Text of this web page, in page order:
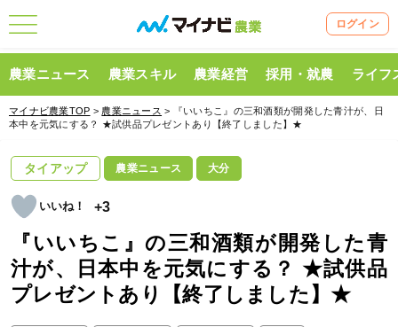
ログイン
農業ニュース 農業スキル 農業経営 採用・就農 ライフ
マイナビ農業TOP > 農業ニュース > 『いいちこ』の三和酒類が開発した青汁が、日
本中を元気にする？ ★試供品プレゼントあり【終了しました】★
タイアップ 農業ニュース 大分
+3
『いいちこ』の三和酒類が開発した青
汁が、日本中を元気にする？ ★試供品
プレゼントあり【終了しました】★